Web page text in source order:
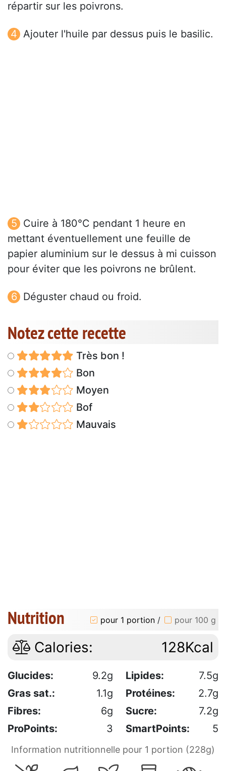
répartir sur les poivrons.
Ajouter l'huile par dessus puis le basilic.
Cuire à 180°C pendant 1 heure en
mettant éventuellement une feuille de
papier aluminium sur le dessus à mi cuisson
pour éviter que les poivrons ne brûlent.
Déguster chaud ou froid.
Notez cette recette
Très bon !
Bon
Moyen
Bof
Mauvais
Nutrition pour 1 portion / pour 100 g
Calories: 128Kcal
Glucides: 9.2g Lipides:
7.5g
Gras sat.:
1.1g Protéines:
2.7g
Fibres:
6g Sucre:
7.2g
ProPoints:
3 SmartPoints: 5
Information nutritionnelle pour 1 portion (228g)